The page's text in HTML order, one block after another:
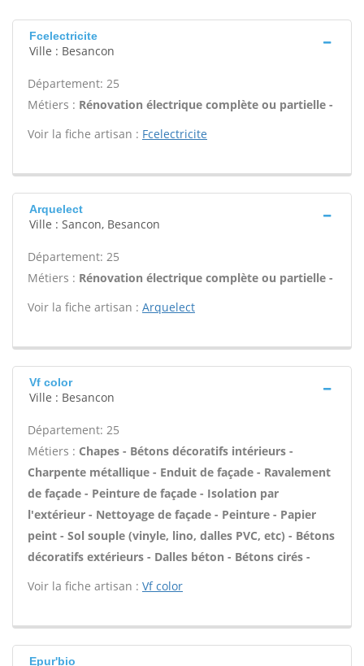
Fcelectricite
Ville : Besancon
Département: 25
Métiers : Rénovation électrique complète ou partielle -
Voir la fiche artisan : Fcelectricite
Arquelect
Ville : Sancon, Besancon
Département: 25
Métiers : Rénovation électrique complète ou partielle -
Voir la fiche artisan : Arquelect
Vf color
Ville : Besancon
Département: 25
Métiers : Chapes - Bétons décoratifs intérieurs -
Charpente métallique - Enduit de façade - Ravalement
de façade - Peinture de façade - Isolation par
l'extérieur - Nettoyage de façade - Peinture - Papier
peint - Sol souple (vinyle, lino, dalles PVC, etc) - Bétons
décoratifs extérieurs - Dalles béton - Bétons cirés -
Voir la fiche artisan : Vf color
Epur'bio